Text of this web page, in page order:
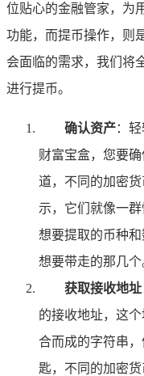
位贴心的金融管家，为
功能，而提币操作，则
会面临的需求，我们将
进行提币。
确认资产：
财富宝盒，您要
道，不同的加密
示，它们就像一
想要提取的币种
想要带走的那几个
获取接收地址
的接收地址，这
合而成的字符串
匙，不同的加密